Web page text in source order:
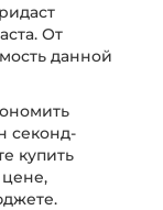
От
данной
секонд-
купить